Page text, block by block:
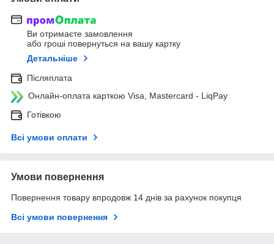
Ви отримаєте замовлення
або гроші повернуться на вашу картку
Детальніше
Післяплата
Онлайн-оплата карткою Visa, Mastercard - LiqPay
Готівкою
Всі умови оплати
Умови повернення
Повернення товару впродовж 14 днів за рахунок покупця
Всі умови повернення